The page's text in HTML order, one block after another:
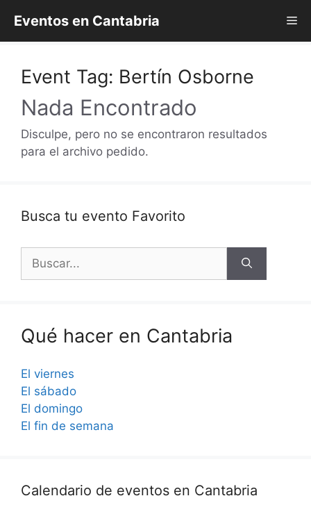
contenido
Eventos en Cantabria
Event Tag: Bertín Osborne
Nada Encontrado
Disculpe, pero no se encontraron resultados
para el archivo pedido.
Busca tu evento Favorito
Buscar:
Qué hacer en Cantabria
El viernes
El sábado
El domingo
El fin de semana
Calendario de eventos en Cantabria